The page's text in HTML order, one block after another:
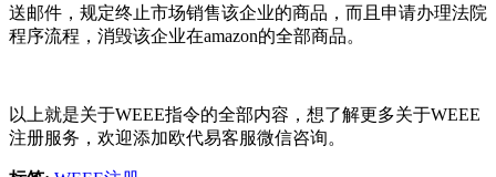
送邮件，规定终止市场销售该企业的商品，而且申请办理法院
程序流程，消毁该企业在amazon的全部商品。
以上就是关于WEEE指令的全部内容，想了解更多关于WEEE
注册服务，欢迎添加欧代易客服微信咨询。